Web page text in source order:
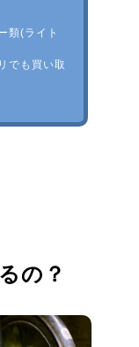
類(ライト
でも買い取
の？